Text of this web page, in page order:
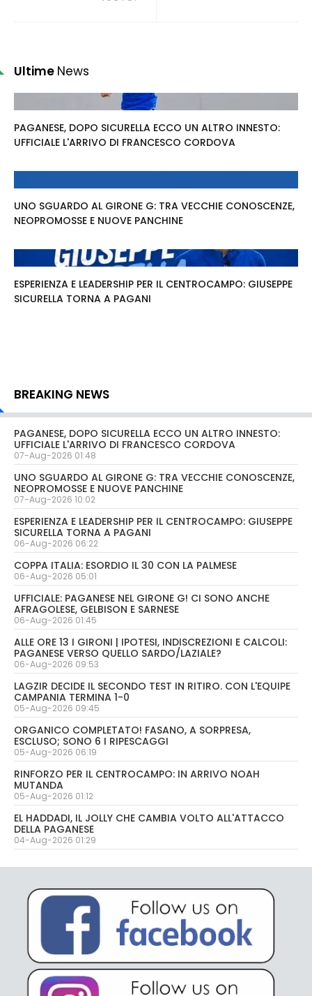
Ultime News
PAGANESE, DOPO SICURELLA ECCO UN ALTRO INNESTO:
UFFICIALE L'ARRIVO DI FRANCESCO CORDOVA
UNO SGUARDO AL GIRONE G: TRA VECCHIE CONOSCENZE,
NEOPROMOSSE E NUOVE PANCHINE
ESPERIENZA E LEADERSHIP PER IL CENTROCAMPO: GIUSEPPE
SICURELLA TORNA A PAGANI
BREAKING NEWS
PAGANESE, DOPO SICURELLA ECCO UN ALTRO INNESTO:
UFFICIALE L'ARRIVO DI FRANCESCO CORDOVA
07-Aug-2026 01:48
UNO SGUARDO AL GIRONE G: TRA VECCHIE CONOSCENZE,
NEOPROMOSSE E NUOVE PANCHINE
07-Aug-2026 10:02
ESPERIENZA E LEADERSHIP PER IL CENTROCAMPO: GIUSEPPE
SICURELLA TORNA A PAGANI
06-Aug-2026 06:22
COPPA ITALIA: ESORDIO IL 30 CON LA PALMESE
06-Aug-2026 05:01
UFFICIALE: PAGANESE NEL GIRONE G! CI SONO ANCHE
AFRAGOLESE, GELBISON E SARNESE
06-Aug-2026 01:45
ALLE ORE 13 I GIRONI | IPOTESI, INDISCREZIONI E CALCOLI:
PAGANESE VERSO QUELLO SARDO/LAZIALE?
06-Aug-2026 09:53
LAGZIR DECIDE IL SECONDO TEST IN RITIRO. CON L'EQUIPE
CAMPANIA TERMINA 1-0
05-Aug-2026 09:45
ORGANICO COMPLETATO! FASANO, A SORPRESA,
ESCLUSO; SONO 6 I RIPESCAGGI
05-Aug-2026 06:19
RINFORZO PER IL CENTROCAMPO: IN ARRIVO NOAH
MUTANDA
05-Aug-2026 01:12
EL HADDADI, IL JOLLY CHE CAMBIA VOLTO ALL'ATTACCO
DELLA PAGANESE
04-Aug-2026 01:29